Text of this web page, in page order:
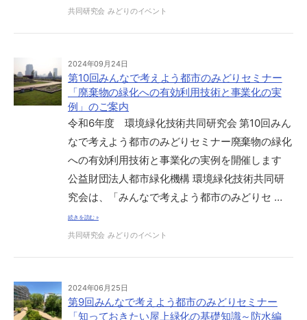
共同研究会 みどりのイベント
2024年09月24日
第10回みんなで考えよう都市のみどりセミナー
「廃棄物の緑化への有効利用技術と事業化の実
例」のご案内
令和6年度 環境緑化技術共同研究会 第10回みん
なで考えよう都市のみどりセミナー廃棄物の緑化
への有効利用技術と事業化の実例を開催します
公益財団法人都市緑化機構 環境緑化技術共同研
究会は、「みんなで考えよう都市のみどりセ …
続きを読む »
共同研究会 みどりのイベント
2024年06月25日
第9回みんなで考えよう都市のみどりセミナー
「知っておきたい屋上緑化の基礎知識～防水編